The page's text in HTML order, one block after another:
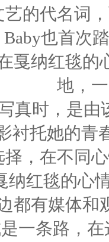
艺的代名词
Baby也首次
纳红毯的
地，
时，是由
衬托她的青
择，在不同
毯的心情
都有媒体和
一条路，